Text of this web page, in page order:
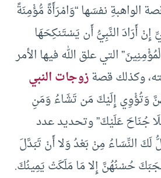
الواهبةِ نفسَها “وَامْرَأَةً مُّؤْمِنَةً
أَرَادَ النَّبِيُّ أَن يَسْتَنكِحَهَا
التي علق الله فيها الأمر
وكذلك قصةزوجات النبي
وَتُؤْوِي إِلَيْكَ مَن تَشَاءُ وَمَنِ
جُنَاحَ عَلَيْكَ” وتحديد عدد
لَكَ النِّسَاءُ مِنْ بَعْدُ وَلا أَنْ تَبَدَّلَ
حُسْنُهُنَّ إِلا مَا مَلَكَتْ يَمِينُكَ.